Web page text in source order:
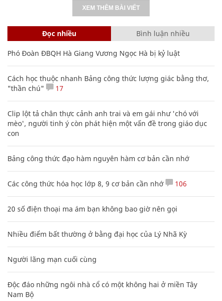
XEM THÊM BÀI VIẾT
Đọc nhiều Bình luận nhiều
Phó Đoàn ĐBQH Hà Giang Vương Ngọc Hà bị kỷ luật
Cách học thuộc nhanh Bảng công thức lượng giác bằng thơ,
"thần chú"
17
Clip lột tả chân thực cảnh anh trai và em gái như 'chó với
mèo', người tinh ý còn phát hiện một vấn đề trong giáo dục
con
Bảng công thức đạo hàm nguyên hàm cơ bản cần nhớ
Các công thức hóa học lớp 8, 9 cơ bản cần nhớ 106
20 số điện thoại ma ám bạn không bao giờ nên gọi
Nhiều điểm bất thường ở bằng đại học của Lý Nhã Kỳ
Người lãng mạn cuối cùng
Độc đáo những ngôi nhà cổ có một không hai ở miền Tây
Nam Bộ